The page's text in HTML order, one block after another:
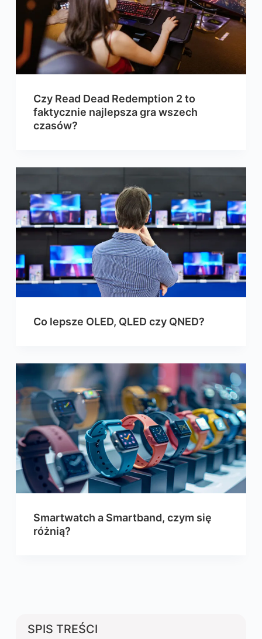
Czy Read Dead Redemption 2 to
faktycznie najlepsza gra wszech
czasów?
Co lepsze OLED, QLED czy QNED?
Smartwatch a Smartband, czym się
różnią?
SPIS TREŚCI